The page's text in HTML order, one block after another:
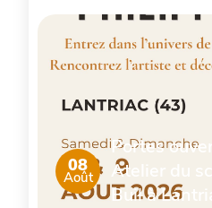
08
Août
Portes
Atelier du
Buil à